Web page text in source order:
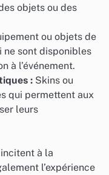
objets ou des
ou objets de
sont disponibles
à l’événement.
: Skins ou
qui permettent aux
leurs
à la
l’expérience